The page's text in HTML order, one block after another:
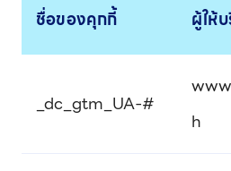
ชื่อของคุกกี้ ผู้ให้
_dc_gtm_UA-#
h